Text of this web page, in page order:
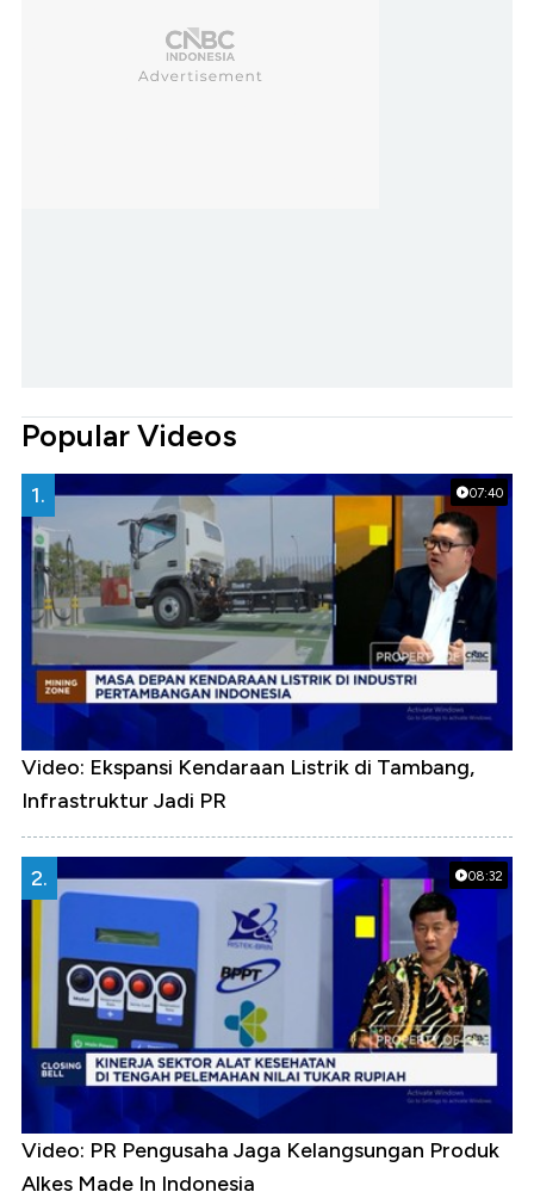
Popular Videos
07:40
1.
Video: Ekspansi Kendaraan Listrik di Tambang,
Infrastruktur Jadi PR
08:32
2.
Video: PR Pengusaha Jaga Kelangsungan Produk
Alkes Made In Indonesia